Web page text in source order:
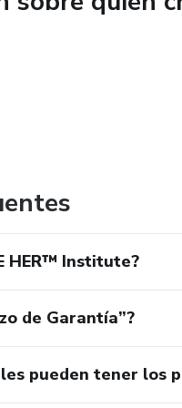
tu presencia en
cuando elevas tu
HER™ Institute?
de Garantía”?
pueden tener los